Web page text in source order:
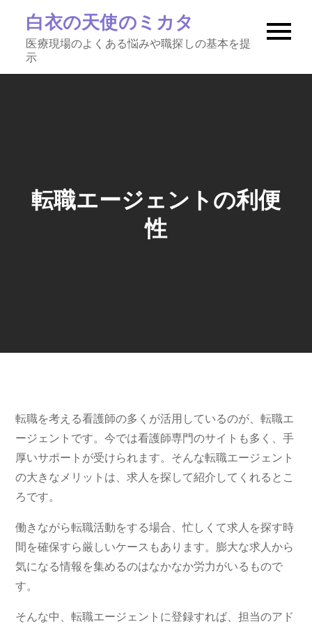
content
白衣の天使のミカタ
医療現場のよくある悩みや職探しの基本を提
示
転職エージェントの利便
性
転職を考える看護師の多くが活用しているのが、転職エ
ージェントです。今では看護師専門のサイトも多く、手
厚いサポートが受けられます。そんな転職エージェント
の大きなメリットは、求人を探して紹介してくれるとこ
ろです。
働きながら転職活動をする場合、忙しくて求人を探す時
間を確保すら厳しいケースもあります。膨大な求人から
気になる情報を集めるのはなかなか労力がいるもので
す。
そんな中、転職エージェントに登録すれば、担当のアド